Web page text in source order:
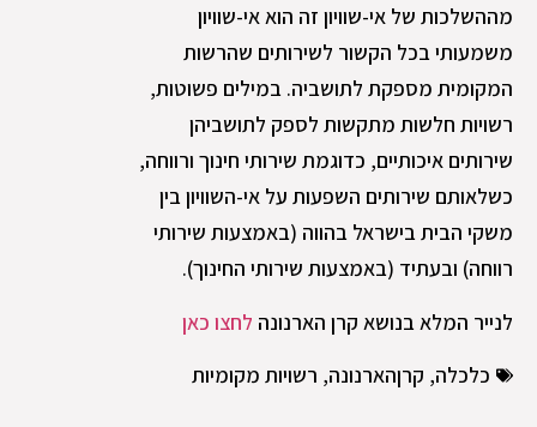
מההשלכות של אי-שוויון זה הוא אי-שוויון
משמעותי בכל הקשור לשירותים שהרשות
המקומית מספקת לתושביה. במילים פשוטות,
רשויות חלשות מתקשות לספק לתושביהן
שירותים איכותיים, כדוגמת שירותי חינוך ורווחה,
כשלאותם שירותים השפעות על אי-השוויון בין
משקי הבית בישראל בהווה (באמצעות שירותי
רווחה) ובעתיד (באמצעות שירותי החינוך).
לנייר המלא בנושא קרן הארנונה לחצו כאן
כלכלה, קרןהארנונה, רשויות מקומיות